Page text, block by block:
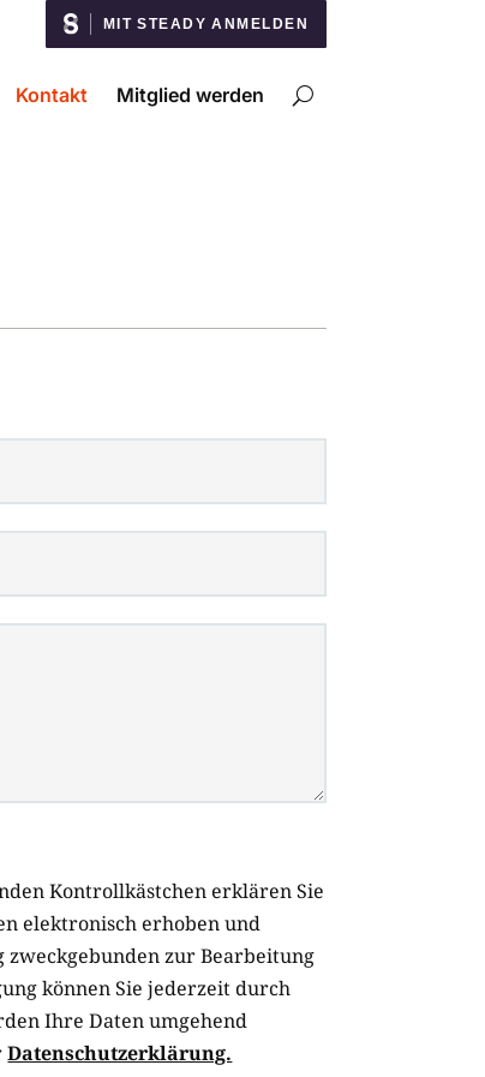
MIT STEADY ANMELDEN
Kontakt Mitglied werden
Kontrollkästchen erklären Sie
elektronisch erhoben und
zur Bearbeitung
können Sie jederzeit durch
Ihre Daten umgehend
Datenschutzerklärung.